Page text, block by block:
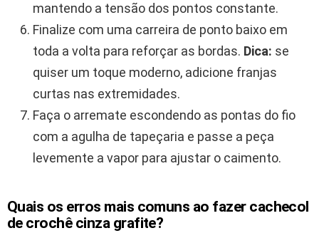
mantendo a tensão dos pontos constante.
Finalize com uma carreira de ponto baixo em
toda a volta para reforçar as bordas. Dica: se
quiser um toque moderno, adicione franjas
curtas nas extremidades.
Faça o arremate escondendo as pontas do fio
com a agulha de tapeçaria e passe a peça
levemente a vapor para ajustar o caimento.
Quais os erros mais comuns ao fazer cachecol
de crochê cinza grafite?